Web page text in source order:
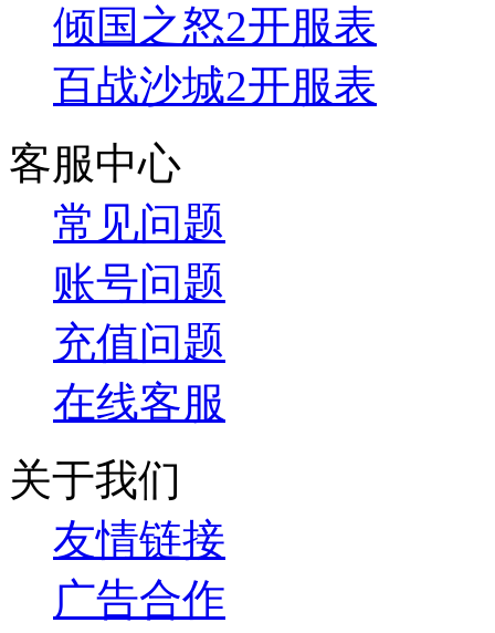
倾国之怒2开服表
百战沙城2开服表
客服中心
常见问题
账号问题
充值问题
在线客服
关于我们
友情链接
广告合作